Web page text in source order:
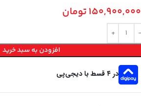
150,900,000تومان
افزودن به سبد خرید
در ۴ قسط با دیجی‌پی